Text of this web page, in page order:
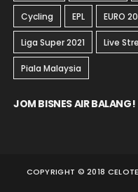
Cycling EPL EURO
Liga Super 2021 Live
Piala Malaysia
JOM BISNES AIR BALANG!
COPYRIGHT © 2018